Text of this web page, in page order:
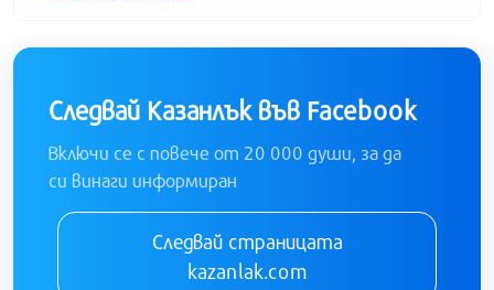
Следвай Казанлък във Facebook
Включи се с повече от 20 000 души, за да
си винаги информиран
Следвай страницата
kazanlak.com